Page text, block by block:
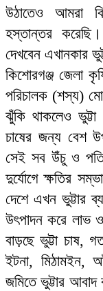
উঠাতেও আমরা
হস্তান্তর
দেখবেন এখানকার
কিশোরগঞ্জ জেলা
পরিচালক (শস্য)
ঝুঁকি থাকলেও
চাষের জন্য বেশ
সেই সব উঁচু ও
দুর্যোগে ক্ষতির
দেশে এখন ভুট্টার
উৎপাদন করে লাভ
বাড়ছে ভুট্টা চাষ,
ইটনা, মিঠামইন,
জমিতে ভুট্টার